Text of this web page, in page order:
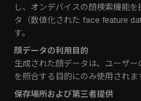
し、オンデバイスの顔検索機能
タ（数値化された face feature
す。
顔データの利用目的
生成された顔データは、ユーザ
を照合する目的にのみ使用されま
保存場所および第三者提供